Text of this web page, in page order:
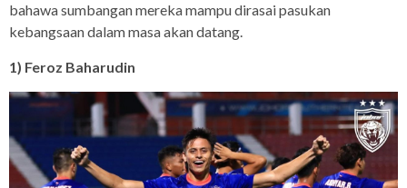
bahawa sumbangan mereka mampu dirasai pasukan
kebangsaan dalam masa akan datang.
1) Feroz Baharudin